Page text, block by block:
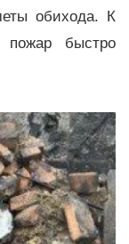
обихода. К
быстро